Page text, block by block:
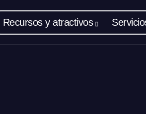
Recursos y atractivos